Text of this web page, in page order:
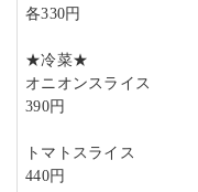
各330円
★冷菜★
オニオンスライス
390円
トマトスライス
440円